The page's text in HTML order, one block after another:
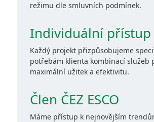
režimu dle smluvních podmínek.
Individuální přístup
Každý projekt přizpůsobujeme
potřebám klienta kombinací služeb
maximální užitek a efektivitu.
Člen ČEZ ESCO
Máme přístup k nejnovějším